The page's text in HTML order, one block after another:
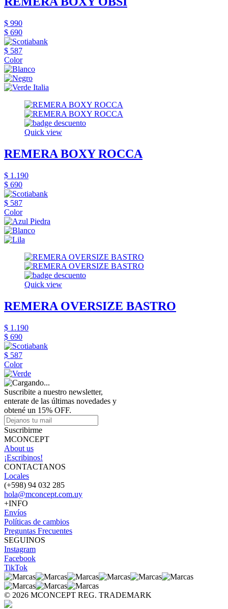
$ 990
$ 690
$ 587
Color
Quick view
REMERA BOXY ROCCA
$ 1.190
$ 690
$ 587
Color
Quick view
REMERA OVERSIZE BASTRO
$ 1.190
$ 690
$ 587
Color
Suscribite a nuestro newsletter,
enterate de las últimas novedades y
obtené un 15% OFF.
Suscribirme
MCONCEPT
About us
¡Escribinos!
CONTACTANOS
Locales
(+598) 94 032 285
hola@mconcept.com.uy
+INFO
Envíos
Políticas de cambios
Preguntas Frecuentes
SEGUINOS
Instagram
Facebook
TikTok
© 2026 MCONCEPT REG. TRADEMARK